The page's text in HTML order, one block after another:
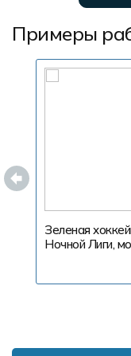
Примеры
Зеленая
Ночной Лиги,